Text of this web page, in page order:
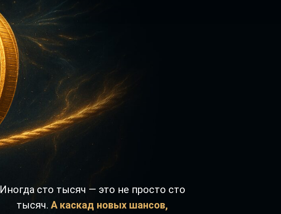
Иногда сто тысяч — это не просто сто
тысяч. А каскад новых шансов,